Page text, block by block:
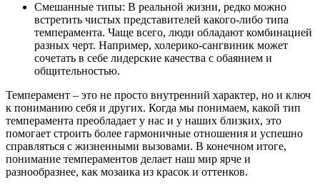
Смешанные типы: В реальной жизни, редко можно
встретить чистых представителей какого-либо типа
темперамента. Чаще всего, люди обладают комбинацией
разных черт. Например, холерико-сангвиник может
сочетать в себе лидерские качества с обаянием и
общительностью.
Темперамент – это не просто внутренний характер, но и ключ
к пониманию себя и других. Когда мы понимаем, какой тип
темперамента преобладает у нас и у наших близких, это
помогает строить более гармоничные отношения и успешно
справляться с жизненными вызовами. В конечном итоге,
понимание темпераментов делает наш мир ярче и
разнообразнее, как мозаика из красок и оттенков.